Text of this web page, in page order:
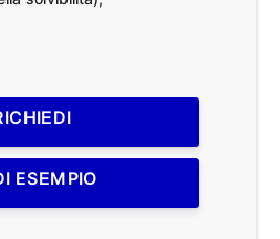
ESEMPIO